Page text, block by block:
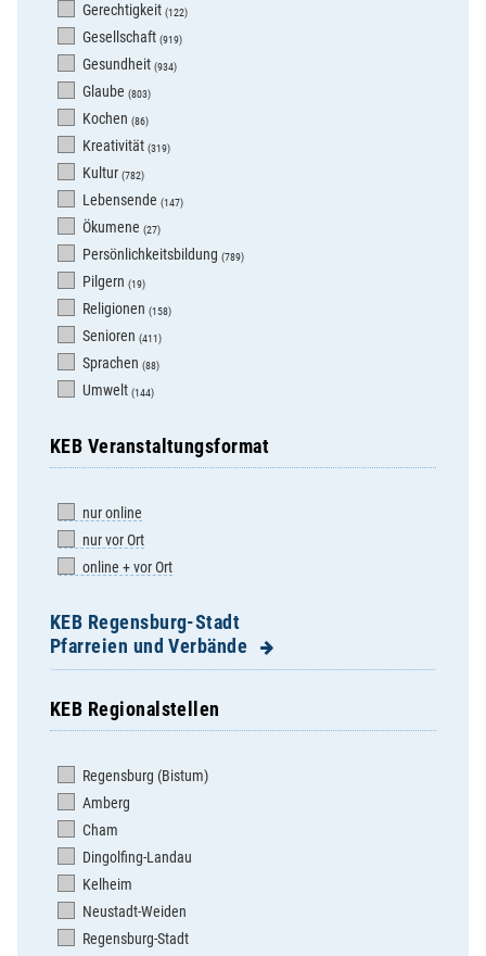
Gerechtigkeit (122)
Gesellschaft (919)
Gesundheit (934)
Glaube (803)
Kochen (86)
Kreativität (319)
Kultur (782)
Lebensende (147)
Ökumene (27)
Persönlichkeitsbildung (789)
Pilgern (19)
Religionen (158)
Senioren (411)
Sprachen (88)
Umwelt (144)
KEB Veranstaltungsformat
nur online
nur vor Ort
online + vor Ort
KEB Regensburg-Stadt
Pfarreien und Verbände
Herz Jesu
Herz Marien
Hl. Dreifaltigkeit Steinweg
Hl. Geist
Mariä Himmelfahrt Sallern
St. Albertus Magnus
St. Andreas
KEB Regionalstellen
Regensburg (Bistum)
Amberg
Cham
Dingolfing-Landau
Kelheim
Neustadt-Weiden
Regensburg-Stadt